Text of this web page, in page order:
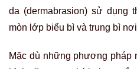
da (dermabrasion) sử dụng
mòn lớp biểu bì và trung bì
Mặc dù những phương pháp